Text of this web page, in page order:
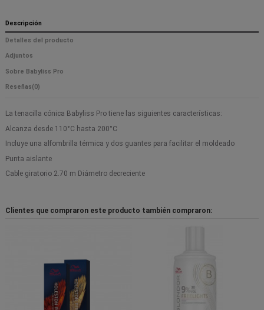
Descripción
Detalles del producto
Adjuntos
Sobre Babyliss Pro
Reseñas(0)
La tenacilla cónica Babyliss Pro tiene las siguientes características:
Alcanza desde 110°C hasta 200°C
Incluye una alfombrilla térmica y dos guantes para facilitar el moldeado
Punta aislante
Cable giratorio 2.70 m Diámetro decreciente
Clientes que compraron este producto también compraron: